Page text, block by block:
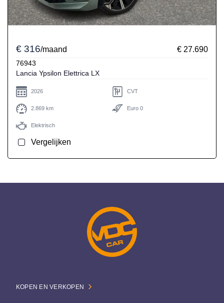
€ 316/maand € 27.690
76943
Lancia Ypsilon Elettrica LX
2026 CVT
2.869 km Euro 0
Elektrisch
Vergelijken
KOPEN EN VERKOPEN